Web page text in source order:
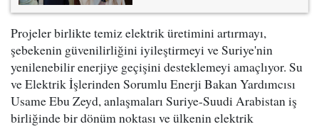
Projeler birlikte temiz elektrik üretimini artırmayı,
şebekenin güvenilirliğini iyileştirmeyi ve Suriye'nin
yenilenebilir enerjiye geçişini desteklemeyi amaçlıyor. Su
ve Elektrik İşlerinden Sorumlu Enerji Bakan Yardımcısı
Usame Ebu Zeyd, anlaşmaları Suriye-Suudi Arabistan iş
birliğinde bir dönüm noktası ve ülkenin elektrik